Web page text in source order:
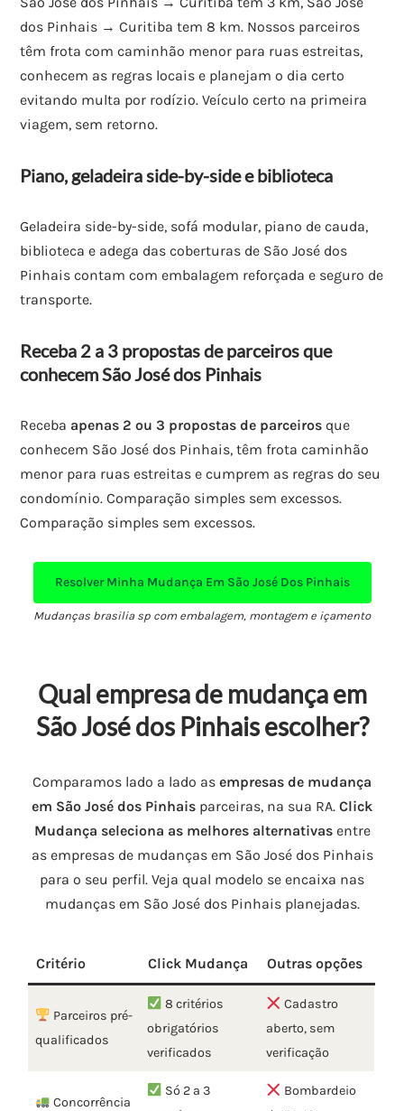
dos Pinhais → Curitiba tem 8 km. Nossos parceiros
têm frota com caminhão menor para ruas estreitas,
conhecem as regras locais e planejam o dia certo
evitando multa por rodízio. Veículo certo na primeira
viagem, sem retorno.
Piano, geladeira side-by-side e biblioteca
Geladeira side-by-side, sofá modular, piano de cauda,
biblioteca e adega das coberturas de São José dos
Pinhais contam com embalagem reforçada e seguro de
transporte.
Receba 2 a 3 propostas de parceiros que
conhecem São José dos Pinhais
Receba apenas 2 ou 3 propostas de parceiros que
conhecem São José dos Pinhais, têm frota caminhão
menor para ruas estreitas e cumprem as regras do seu
condomínio. Comparação simples sem excessos.
Comparação simples sem excessos.
Resolver Minha Mudança Em São José Dos Pinhais
Mudanças brasilia sp com embalagem, montagem e içamento
Qual empresa de mudança em
São José dos Pinhais escolher?
Comparamos lado a lado as empresas de mudança
em São José dos Pinhais parceiras, na sua RA. Click
Mudança seleciona as melhores alternativasentre
as empresas de mudanças em São José dos Pinhais
para o seu perfil. Veja qual modelo se encaixa nas
mudanças em São José dos Pinhais planejadas.
Critério Click Mudança Outras opções
Parceiros pré-
qualificados
8 critérios
obrigatórios
verificados
Cadastro
aberto, sem
verificação
Concorrência
Só 2 a 3
Bombardeio